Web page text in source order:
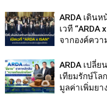
ARDA เดินห
เวที “ARDA
จากองค์ควา
ARDA เปลี่ย
เทียมรักษ์โล
มูลค่าเพิ่มยา